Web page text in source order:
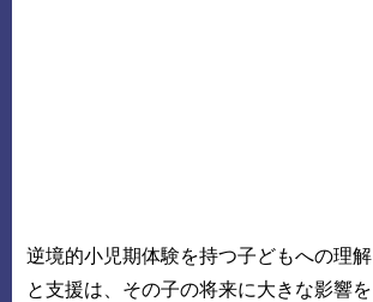
逆境的小児期体験を持つ子どもへの理解
と支援は、その子の将来に大きな影響を